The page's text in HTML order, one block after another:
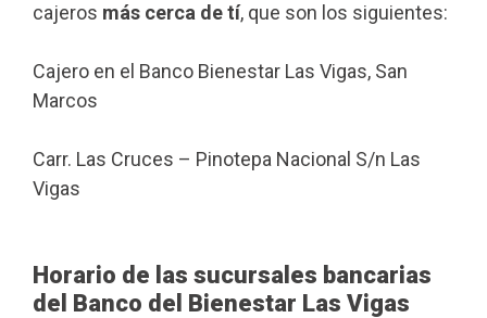
cajeros más cerca de tí, que son los siguientes:
Cajero en el Banco Bienestar Las Vigas, San
Marcos
Carr. Las Cruces – Pinotepa Nacional S/n Las
Vigas
Horario de las sucursales bancarias
del Banco del Bienestar Las Vigas